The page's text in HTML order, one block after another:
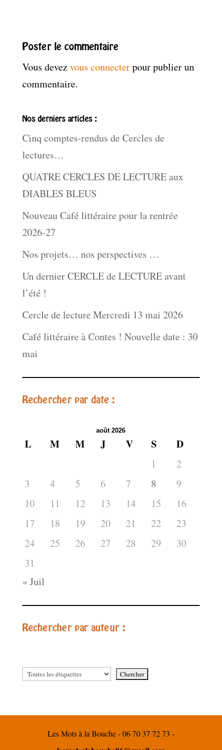
Poster le commentaire
Vous devezvous connecterpour publier un
commentaire.
Nos derniers articles :
Cinq comptes-rendus de Cercles de
lectures…
QUATRE CERCLES DE LECTURE aux
DIABLES BLEUS
Nouveau Café littéraire pour la rentrée
2026-27
Nos projets… nos perspectives …
Un dernier CERCLE de LECTURE avant
l’été !
Cercle de lecture Mercredi 13 mai 2026
Café littéraire à Contes ! Nouvelle date : 30
mai
Rechercher par date :
août 2026
L M M J V S D
1
2
3
4 5 6 7 8
9
10
11 12 13 14 15
16
17
18 19 20 21 22
23
24
25 26 27 28 29
30
31
« Juil
Rechercher par auteur :
Les Mots à la Bouche - 06 70 37 72 73 -